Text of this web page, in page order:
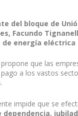
del bloque de
Facundo
energía
que las
a los vastos
impide que se
dependencia,